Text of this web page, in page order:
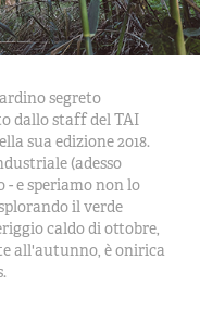
segreto
dallo staff del TAI
sua edizione 2018.
(adesso
e speriamo non lo
il verde
caldo di ottobre,
all'autunno, è onirica